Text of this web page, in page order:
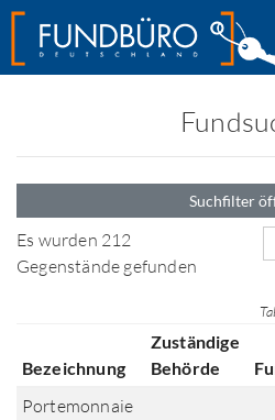
Suchfilter
Es wurden 212
Gegenstände gefunden
Bezeichnung
Zuständige
Behörde
Portemonnaie